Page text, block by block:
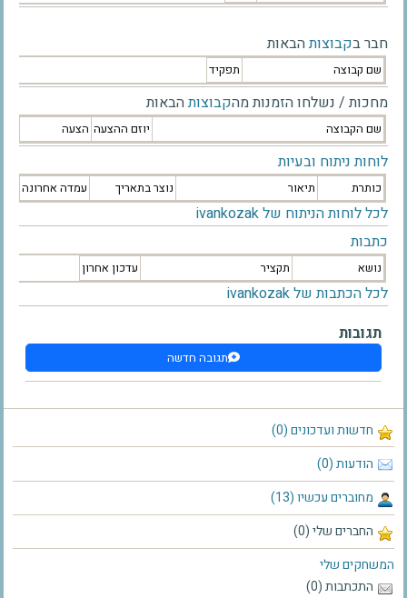
חדשות ועדכונים (0)
הודעות (0)
מחוברים עכשיו (13)
החברים שלי (0)
המשחקים שלי
התכתבות (0)
חבר בקבוצותהבאות
שם קבוצה תפקיד
מחכות / נשלחו הזמנות מהקבוצותהבאות
שם הקבוצה יוזם ההצעה הצעה
לוחות ניתוח ובעיות
כותרת תיאור נוצר בתאריך עמדה אחרונה
לכל לוחות הניתוח של ivankozak
כתבות
נושא תקציר עדכון אחרון
לכל הכתבות של ivankozak
תגובות
תגובה חדשה